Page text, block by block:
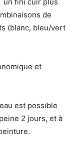
fini cuir plus
de
(blanc, bleu/vert
et
est possible
2 jours, et à